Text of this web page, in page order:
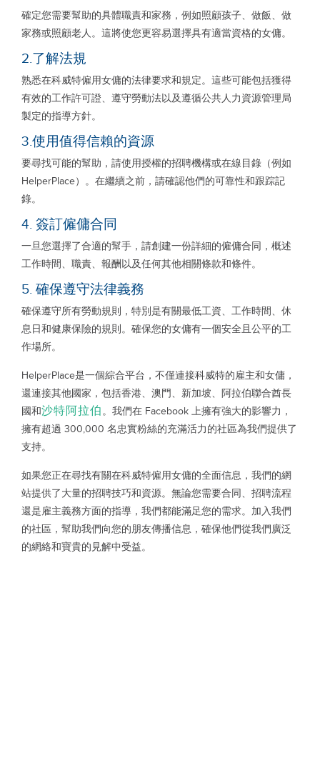
確定您需要幫助的具體職責和家務，例如照顧孩子、做飯、做
家務或照顧老人。這將使您更容易選擇具有適當資格的女傭。
2.了解法規
熟悉在科威特僱用女傭的法律要求和規定。這些可能包括獲得
有效的工作許可證、遵守勞動法以及遵循公共人力資源管理局
製定的指導方針。
3.使用值得信賴的資源
要尋找可能的幫助，請使用授權的招聘機構或在線目錄（例如
HelperPlace）。在繼續之前，請確認他們的可靠性和跟踪記
錄。
4. 簽訂僱傭合同
一旦您選擇了合適的幫手，請創建一份詳細的僱傭合同，概述
工作時間、職責、報酬以及任何其他相關條款和條件。
5. 確保遵守法律義務
確保遵守所有勞動規則，特別是有關最低工資、工作時間、休
息日和健康保險的規則。確保您的女傭有一個安全且公平的工
作場所。
HelperPlace是一個綜合平台，不僅連接科威特的雇主和女傭，
還連接其他國家，包括香港、澳門、新加坡、阿拉伯聯合酋長
國和沙特阿拉伯。我們在 Facebook 上擁有強大的影響力，
擁有超過 300,000 名忠實粉絲的充滿活力的社區為我們提供了
支持。
如果您正在尋找有關在科威特僱用女傭的全面信息，我們的網
站提供了大量的招聘技巧和資源。無論您需要合同、招聘流程
還是雇主義務方面的指導，我們都能滿足您的需求。加入我們
的社區，幫助我們向您的朋友傳播信息，確保他們從我們廣泛
的網絡和寶貴的見解中受益。